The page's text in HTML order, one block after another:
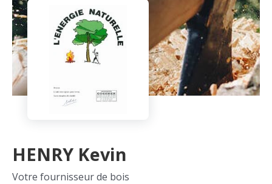
TROUVER SON FOURNISSEUR
BLOG
ESPACE PRO
HENRY Kevin
Votre fournisseur de bois